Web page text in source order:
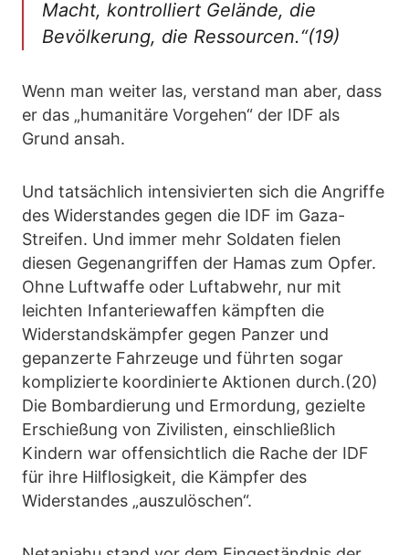
Macht, kontrolliert Gelände, die
Bevölkerung, die Ressourcen.“(19)
Wenn man weiter las, verstand man aber, dass
er das „humanitäre Vorgehen“ der IDF als
Grund ansah.
Und tatsächlich intensivierten sich die Angriffe
des Widerstandes gegen die IDF im Gaza-
Streifen. Und immer mehr Soldaten fielen
diesen Gegenangriffen der Hamas zum Opfer.
Ohne Luftwaffe oder Luftabwehr, nur mit
leichten Infanteriewaffen kämpften die
Widerstandskämpfer gegen Panzer und
gepanzerte Fahrzeuge und führten sogar
komplizierte koordinierte Aktionen durch.(20)
Die Bombardierung und Ermordung, gezielte
Erschießung von Zivilisten, einschließlich
Kindern war offensichtlich die Rache der IDF
für ihre Hilflosigkeit, die Kämpfer des
Widerstandes „auszulöschen“.